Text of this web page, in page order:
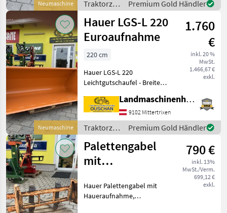
Neumaschine
Tragkraft 2000kg - Gewicht
180kg Wir sind ge
Traktorzubehör
/ Hauer
Premium Gold Händler
Neumaschine
Hauer LGS-L 220
Euroaufnahme
1.760
€
inkl. 20 %
MwSt.
1.466,67 €
exkl.
220 cm
Hauer LGS-L 220
Leichtgutschaufel - Breite
Höhe 800mm -
Schaufelschneide 150/20 -
Eigengewicht 269kg -
Euroaufnahme - Volumen 1,
1
Landmaschinenhandel Ouschan Anton
9102 Mittertrixen
Traktorzubehör
/ Hauer
Premium Gold Händler
Palettengabel
mit
790 €
inkl. 13%
MwSt./Verm.
699,12 €
exkl.
Hauer Palettengabel mit
Haueraufnahme,